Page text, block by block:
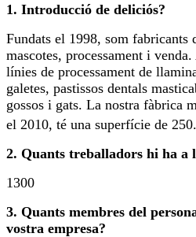
1. Introducció de deliciós?
Fundats el 1998, som fabricants
mascotes, processament i
línies de processament de
galetes, pastissos dentals
gossos i gats. La nostra fàbrica
el 2010, té una superfície de
2. Quants treballadors hi ha a
1300
3. Quants membres del
vostra empresa?